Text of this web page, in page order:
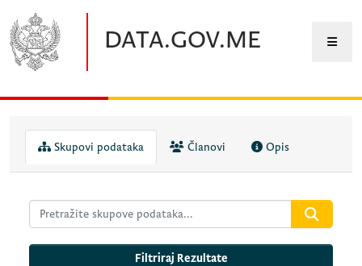
DATA.GOV.ME
Skupovi podataka Članovi Opis
Filtriraj Rezultate